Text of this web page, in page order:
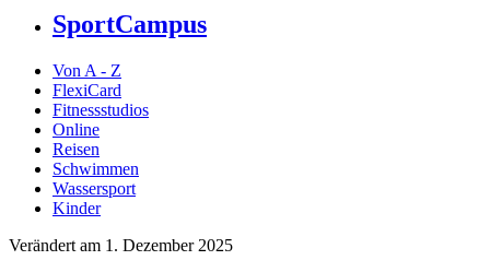
SportCampus
Von A - Z
FlexiCard
Fitnessstudios
Online
Reisen
Schwimmen
Wassersport
Kinder
Verändert am 1. Dezember 2025